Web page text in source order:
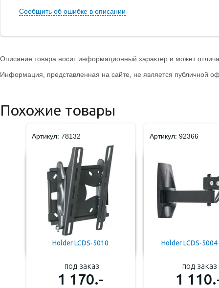
Сообщить об ошибке в описании
Описание товара носит информационный характер и может
Информация, представленная на сайте, не является публичной
Похожие товары
Артикул: 78132
Holder LCDS-5010
под заказ
1 170.-
Артикул: 92366
Holder LCDS-
под заказ
1